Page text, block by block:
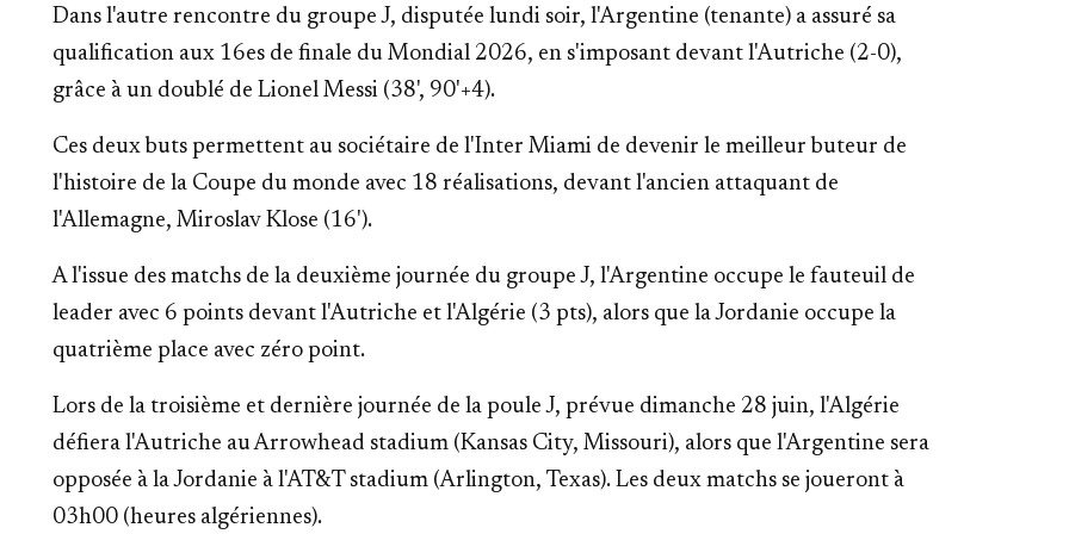
Dans l'autre rencontre du groupe J, disputée lundi soir, l'Argentine (tenante) a assuré sa
qualification aux 16es de finale du Mondial 2026, en s'imposant devant l'Autriche (2-0),
grâce à un doublé de Lionel Messi (38', 90'+4).
Ces deux buts permettent au sociétaire de l'Inter Miami de devenir le meilleur buteur de
l'histoire de la Coupe du monde avec 18 réalisations, devant l'ancien attaquant de
l'Allemagne, Miroslav Klose (16').
A l'issue des matchs de la deuxième journée du groupe J, l'Argentine occupe le fauteuil de
leader avec 6 points devant l'Autriche et l'Algérie (3 pts), alors que la Jordanie occupe la
quatrième place avec zéro point.
Lors de la troisième et dernière journée de la poule J, prévue dimanche 28 juin, l'Algérie
défiera l'Autriche au Arrowhead stadium (Kansas City, Missouri), alors que l'Argentine sera
opposée à la Jordanie à l'AT&T stadium (Arlington, Texas). Les deux matchs se joueront à
03h00 (heures algériennes).